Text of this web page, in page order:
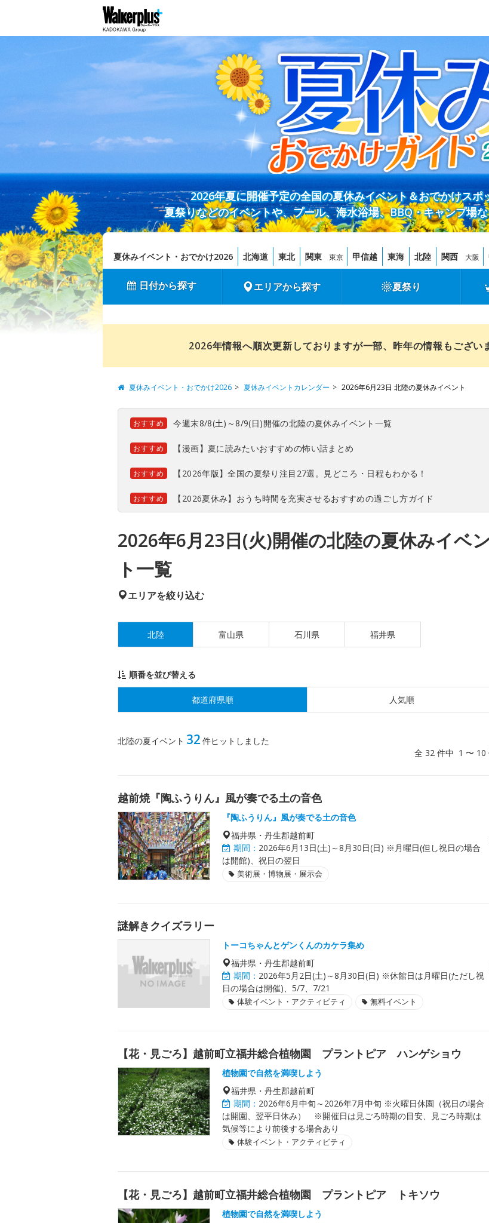
2026年夏に開催予定の全国の夏休みイベント＆おでかけスポ
夏祭りなどのイベントや、プール、海水浴場、BBQ・キャンプ場
夏休みイベント・おでかけ2026 北海道 東北 関東 東京 甲信越 東海 北陸 関西 大阪
日付から探す エリアから探す 夏祭り
2026年情報へ順次更新しておりますが一部、昨年の情報もござい
夏休みイベント・おでかけ2026 夏休みイベントカレンダー 2026年6月23日 北陸の夏休みイベント
おすすめ 今週末8/8(土)～8/9(日)開催の北陸の夏休みイベント一覧
おすすめ 【漫画】夏に読みたいおすすめの怖い話まとめ
おすすめ 【2026年版】全国の夏祭り注目27選。見どころ・日程もわかる！
おすすめ 【2026夏休み】おうち時間を充実させるおすすめの過ごし方ガイド
2026年6月23日(火)開催の北陸の夏休みイベン
ト一覧
エリアを絞り込む
北陸 富山県 石川県 福井県
順番を並び替える
都道府県順 人気順
北陸の夏イベント 32 件ヒットしました
全 32 件中 1 〜 10
越前焼『陶ふうりん』風が奏でる土の音色
『陶ふうりん』風が奏でる土の音色
福井県・丹生郡越前町
期間： 2026年6月13日(土)～8月30日(日) ※月曜日(但し祝日の場合
は開館)、祝日の翌日
美術展・博物展・展示会
謎解きクイズラリー
トーコちゃんとゲンくんのカケラ集め
福井県・丹生郡越前町
期間： 2026年5月2日(土)～8月30日(日) ※休館日は月曜日(ただし祝
日の場合は開催)、5/7、7/21
体験イベント・アクティビティ 無料イベント
【花・見ごろ】越前町立福井総合植物園 プラントピア ハンゲショウ
植物園で自然を満喫しよう
福井県・丹生郡越前町
期間： 2026年6月中旬～2026年7月中旬 ※火曜日休園（祝日の場合
は開園、翌平日休み） ※開催日は見ごろ時期の目安、見ごろ時期は
気候等により前後する場合あり
体験イベント・アクティビティ
【花・見ごろ】越前町立福井総合植物園 プラントピア トキソウ
植物園で自然を満喫しよう